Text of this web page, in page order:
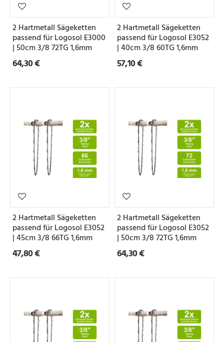
2 Hartmetall Sägeketten
passend für Logosol E3000
| 50cm 3/8 72TG 1,6mm
64,30 €
2 Hartmetall Sägeketten
passend für Logosol E3052
| 40cm 3/8 60TG 1,6mm
57,10 €
2 Hartmetall Sägeketten
passend für Logosol E3052
| 45cm 3/8 66TG 1,6mm
47,80 €
2 Hartmetall Sägeketten
passend für Logosol E3052
| 50cm 3/8 72TG 1,6mm
64,30 €